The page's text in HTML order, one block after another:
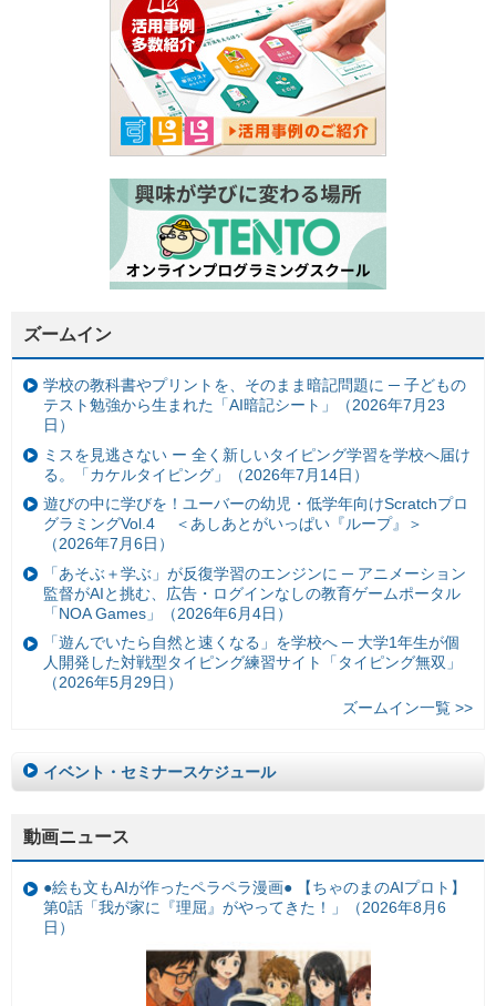
ズームイン
学校の教科書やプリントを、そのまま暗記問題に ─ 子どもの
テスト勉強から生まれた「AI暗記シート」（2026年7月23
日）
ミスを見逃さない ー 全く新しいタイピング学習を学校へ届け
る。「カケルタイピング」（2026年7月14日）
遊びの中に学びを！ユーバーの幼児・低学年向けScratchプロ
グラミングVol.4 ＜あしあとがいっぱい『ループ』＞
（2026年7月6日）
「あそぶ＋学ぶ」が反復学習のエンジンに ─ アニメーション
監督がAIと挑む、広告・ログインなしの教育ゲームポータル
「NOA Games」（2026年6月4日）
「遊んでいたら自然と速くなる」を学校へ ─ 大学1年生が個
人開発した対戦型タイピング練習サイト「タイピング無双」
（2026年5月29日）
ズームイン一覧 >>
イベント・セミナースケジュール
動画ニュース
●絵も文もAIが作ったペラペラ漫画● 【ちゃのまのAIプロト】
第0話「我が家に『理屈』がやってきた！」（2026年8月6
日）